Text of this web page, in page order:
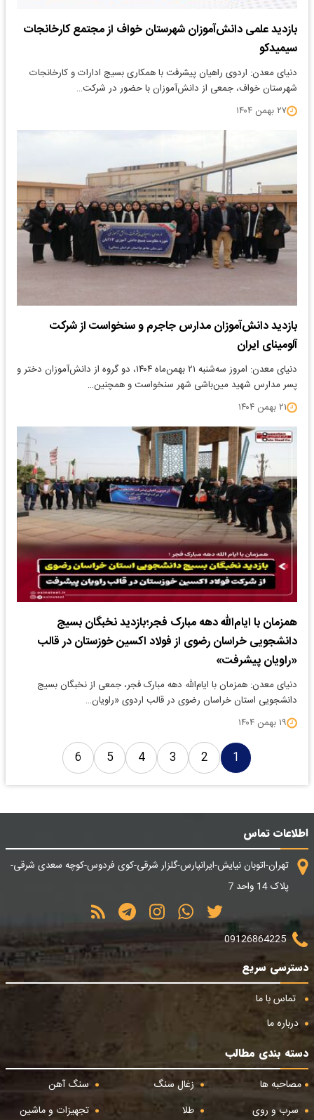
بازدید علمی دانش‌آموزان شهرستان خواف از مجتمع کارخانجات
سیمیدکو
دنیای معدن: اردوی راهیان پیشرفت با همکاری بسیج ادارات و کارخانجات
شهرستان خواف، جمعی از دانش‌آموزان با حضور در شرکت…
۲۷ بهمن ۱۴۰۴
بازدید دانش‌آموزان مدارس جاجرم و سنخواست از شرکت
آلومینای ایران
دنیای معدن: امروز سه‌شنبه ۲۱ بهمن‌ماه ۱۴۰۴، دو گروه از دانش‌آموزان دختر و
پسر مدارس شهید مین‌باشی شهر سنخواست و همچنین…
۲۱ بهمن ۱۴۰۴
همزمان با ایام‌الله دهه مبارک فجر؛بازدید نخبگان بسیج
دانشجویی خراسان رضوی از فولاد اکسین خوزستان در قالب
«راویان پیشرفت»
دنیای معدن: همزمان با ایام‌الله دهه مبارک فجر، جمعی از نخبگان بسیج
دانشجویی استان خراسان رضوی در قالب اردوی «راویان…
۱۹ بهمن ۱۴۰۴
1
2
3
4
5
6
اطلاعات تماس
تهران-اتوبان نیایش-ایرانپارس-گلزار شرقی-کوی فردوس-کوچه سعدی شرقی-
پلاک 14 واحد 7
09126864225
دسترسی سریع
تماس با ما
درباره ما
دسته بندی مطالب
مصاحبه ها
زغال سنگ
سنگ آهن
سرب و روی
طلا تجهیزات و ماشین